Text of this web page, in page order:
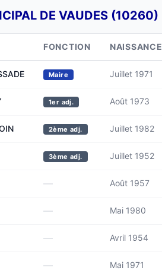
DE VAUDES (10260)
FONCTION NAISSANCE
Maire Juillet 1971
1er adj. Août 1973
2ème adj. Juillet 1982
3ème adj. Juillet 1952
— Août 1957
— Mai 1980
— Avril 1954
— Mai 1971